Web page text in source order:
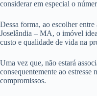
considerar em especial o
Dessa forma, ao escolher entre
Joselândia – MA, o imóvel
custo e qualidade de vida na
Uma vez que, não estará
consequentemente ao estresse
compromissos.